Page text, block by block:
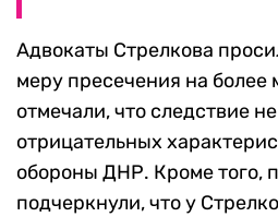
Адвокаты Стрелкова
меру пресечения на более
отмечали, что следствие
отрицательных
обороны ДНР. Кроме того,
подчеркнули, что у